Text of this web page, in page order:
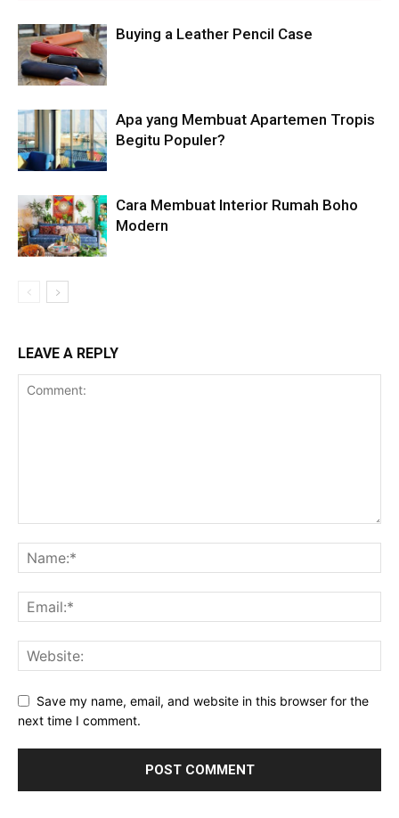
Buying a Leather Pencil Case
Apa yang Membuat Apartemen Tropis
Begitu Populer?
Cara Membuat Interior Rumah Boho
Modern
LEAVE A REPLY
Save my name, email, and website in this browser for the
next time I comment.